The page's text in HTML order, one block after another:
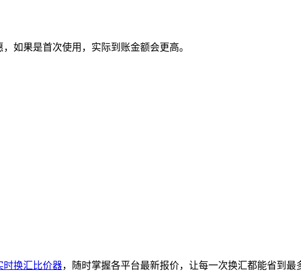
如果是首次使用，实际到账金额会更高。
时换汇比价器，随时掌握各平台最新报价，让每一次换汇都能省到最